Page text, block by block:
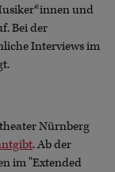
und
Bei der
Interviews im
Nürnberg
. Ab der
im "Extended